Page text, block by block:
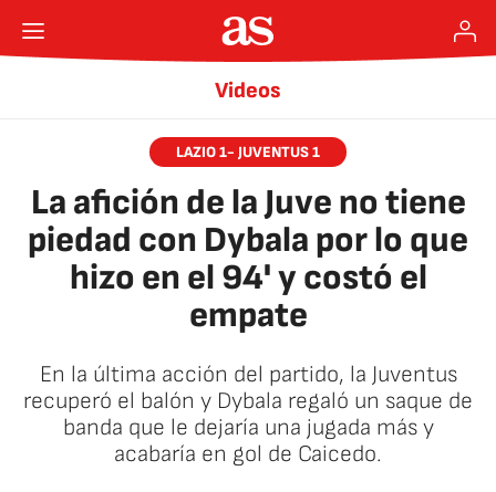
Videos
LAZIO 1- JUVENTUS 1
La afición de la Juve no tiene
piedad con Dybala por lo que
hizo en el 94' y costó el
empate
En la última acción del partido, la Juventus
recuperó el balón y Dybala regaló un saque de
banda que le dejaría una jugada más y
acabaría en gol de Caicedo.